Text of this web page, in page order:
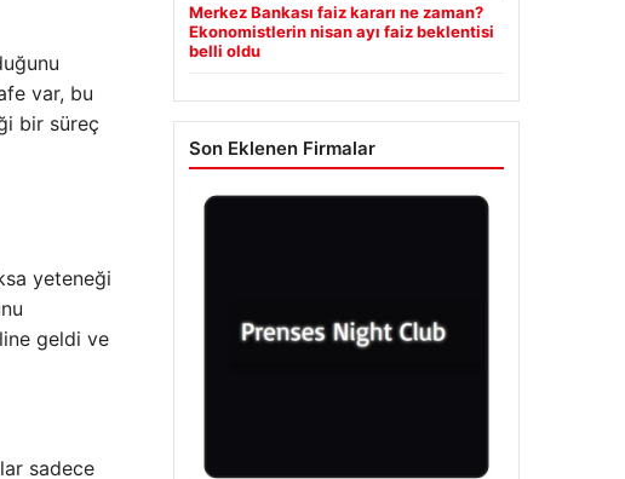
var, bu
bir süreç
yeteneği
geldi ve
sadece
Merkez Bankası faiz kararı ne zaman?
Ekonomistlerin nisan ayı faiz beklentisi
belli oldu
Son Eklenen Firmalar